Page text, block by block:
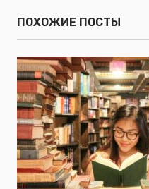
ПОХОЖИЕ ПОСТЫ